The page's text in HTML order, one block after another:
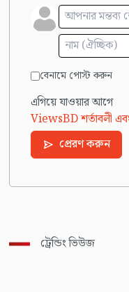
বেনামে পোস্ট করুন
এগিয়ে যাওয়ার আগে
ViewsBD শর্তাবলী
প্রেরণ করুন
ট্রেন্ডিং ভিউজ